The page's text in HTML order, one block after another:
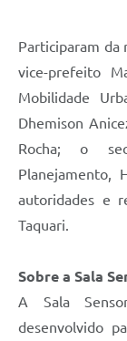
Participaram da
vice-prefeito
Mobilidade
Dhemison
Rocha; o
Planejamento,
autoridades e
Taquari.
Sobre a Sala
A Sala
desenvolvido